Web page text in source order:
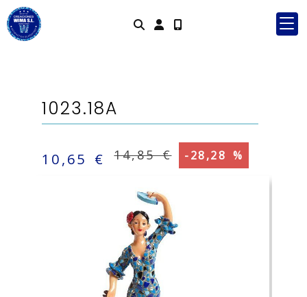
Identifícate
1023.18A
10,65 € 14,85 € -28,28 %